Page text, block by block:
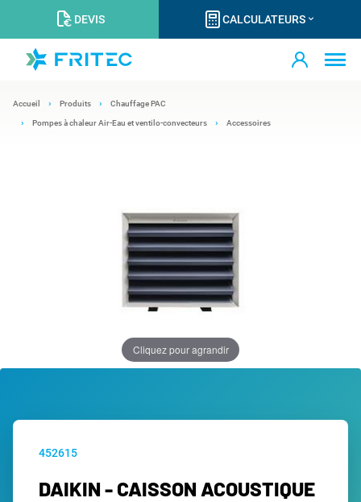
DEVIS CALCULATEURS
Accueil Produits Chauffage PAC
Pompes à chaleur Air-Eau et ventilo-convecteurs Accessoires
Cliquez pour agrandir
452615
DAIKIN - CAISSON ACOUSTIQUE